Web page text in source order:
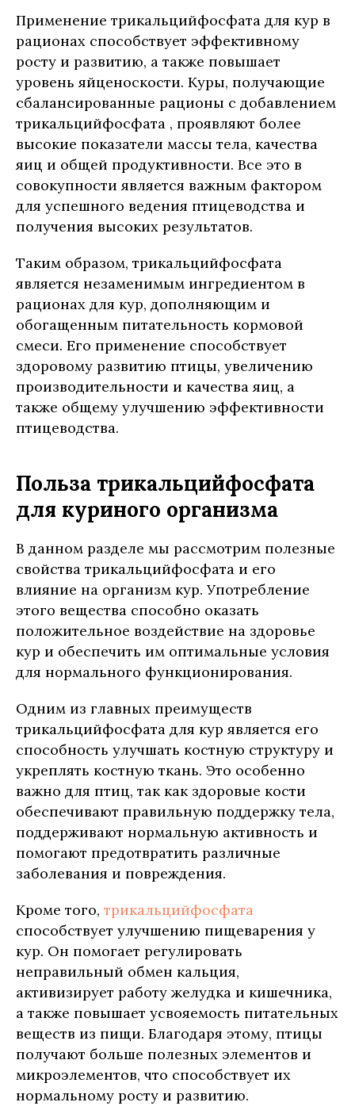
Применение трикальцийфосфата для кур в
рационах способствует эффективному
росту и развитию, а также повышает
уровень яйценоскости. Куры, получающие
сбалансированные рационы с добавлением
трикальцийфосфата , проявляют более
высокие показатели массы тела, качества
яиц и общей продуктивности. Все это в
совокупности является важным фактором
для успешного ведения птицеводства и
получения высоких результатов.
Таким образом, трикальцийфосфата
является незаменимым ингредиентом в
рационах для кур, дополняющим и
обогащенным питательность кормовой
смеси. Его применение способствует
здоровому развитию птицы, увеличению
производительности и качества яиц, а
также общему улучшению эффективности
птицеводства.
Польза трикальцийфосфата
для куриного организма
В данном разделе мы рассмотрим полезные
свойства трикальцийфосфата и его
влияние на организм кур. Употребление
этого вещества способно оказать
положительное воздействие на здоровье
кур и обеспечить им оптимальные условия
для нормального функционирования.
Одним из главных преимуществ
трикальцийфосфата для кур является его
способность улучшать костную структуру и
укреплять костную ткань. Это особенно
важно для птиц, так как здоровые кости
обеспечивают правильную поддержку тела,
поддерживают нормальную активность и
помогают предотвратить различные
заболевания и повреждения.
Кроме того, трикальцийфосфата
способствует улучшению пищеварения у
кур. Он помогает регулировать
неправильный обмен кальция,
активизирует работу желудка и кишечника,
а также повышает усвояемость питательных
веществ из пищи. Благодаря этому, птицы
получают больше полезных элементов и
микроэлементов, что способствует их
нормальному росту и развитию.